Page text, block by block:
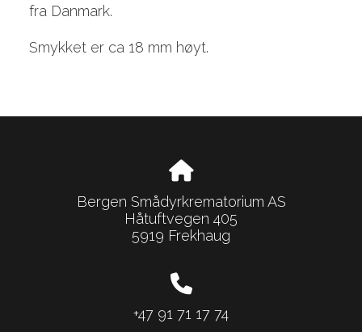
fra Danmark.
Smykket er ca 18 mm høyt.
Bergen Smådyrkrematorium AS
Håtuftvegen 405
5919 Frekhaug
+47 91 71 17 74